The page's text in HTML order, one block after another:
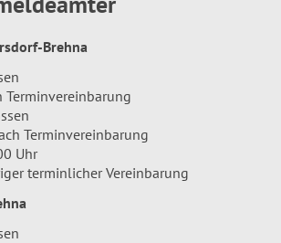
Brehna
Terminvereinbarung
Terminvereinbarung
Uhr
terminlicher Vereinbarung